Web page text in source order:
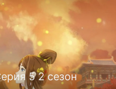
5 2 сезон
Для партнёров
Контакты